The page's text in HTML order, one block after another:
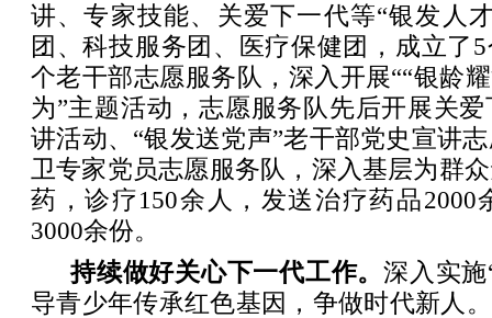
讲、专家技能、关爱下一代等“银发人
团、科技服务团、医疗保健团，成立了
个老干部志愿服务队，深入开展““银龄
为”主题活动，志愿服务队先后开展关
讲活动、“银发送党声”老干部党史宣讲
卫专家党员志愿服务队，深入基层为群
药，诊疗150余人，发送治疗药品2000
3000余份。
持续做好关心下一代工作。深入实
导青少年传承红色基因，争做时代新人